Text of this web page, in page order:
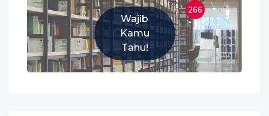
Wajib
Kamu
Tahu!
266